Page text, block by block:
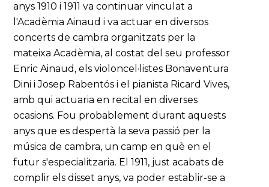
anys 1910 i 1911 va continuar vinculat a
l'Acadèmia Ainaud i va actuar en diversos
concerts de cambra organitzats per la
mateixa Acadèmia, al costat del seu professor
Enric Ainaud, els violoncel·listes Bonaventura
Dini i Josep Rabentós i el pianista Ricard Vives,
amb qui actuaria en recital en diverses
ocasions. Fou probablement durant aquests
anys que es despertà la seva passió per la
música de cambra, un camp en què en el
futur s'especialitzaria. El 1911, just acabats de
complir els disset anys, va poder establir-se a